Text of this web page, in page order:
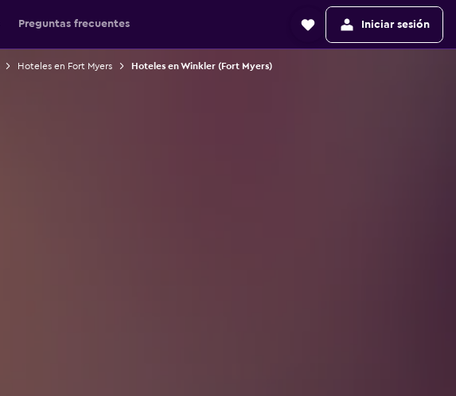
Preguntas frecuentes Iniciar sesión
Hoteles en Fort Myers Hoteles en Winkler (Fort Myers)